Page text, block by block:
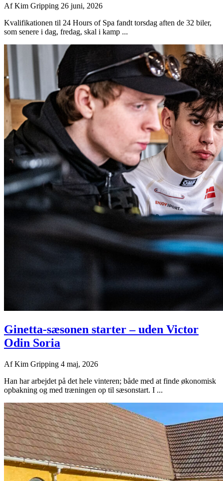
AfKim Gripping 26 juni, 2026
Kvalifikationen til 24 Hours of Spa fandt torsdag aften de 32 biler,
som senere i dag, fredag, skal i kamp ...
Ginetta-sæsonen starter – uden Victor
Odin Soria
AfKim Gripping 4 maj, 2026
Han har arbejdet på det hele vinteren; både med at finde økonomisk
opbakning og med træningen op til sæsonstart. I ...